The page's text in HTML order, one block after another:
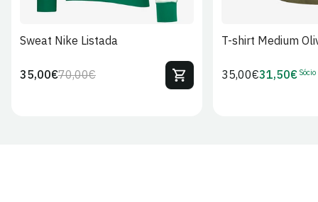
Sweat Nike Listada
Preço
70,00€Preço
35,00€
T-shirt Medium
Preço
35,00€Preço
31,50€ Sócio